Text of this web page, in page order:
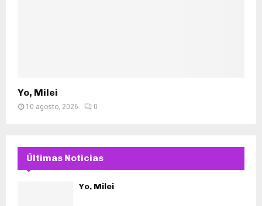
Yo, Milei
10 agosto, 2026 0
Últimas Noticias
Yo, Milei